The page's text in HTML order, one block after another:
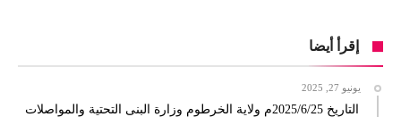
إقرأ أيضا
يونيو 27, 2025
التاريخ 2025/6/25م ولاية الخرطوم وزارة البنى التحتية والمواصلات